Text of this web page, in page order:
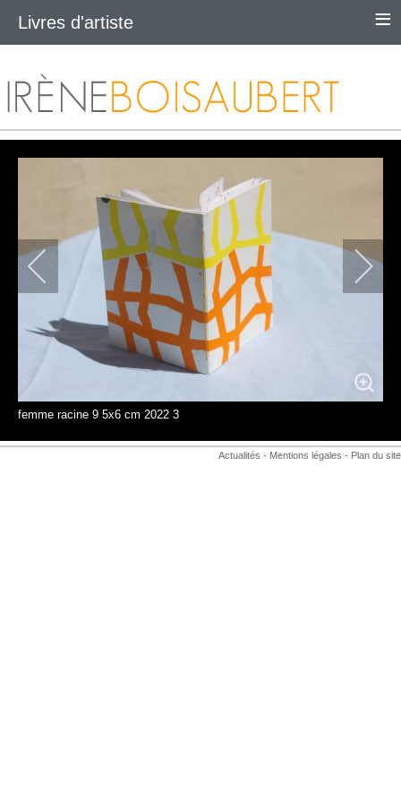
femme racine 9 5x6 cm 2022 3
Actualités - Mentions légales - Plan du site
Livres d'artiste ≡